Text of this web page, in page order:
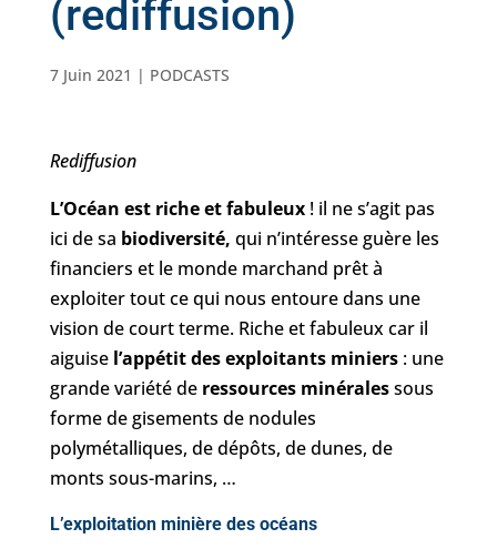
(rediffusion)
7 Juin 2021 | PODCASTS
Rediffusion
L’Océan est riche et fabuleux! il ne s’agit pas
ici de sa biodiversité, qui n’intéresse guère les
financiers et le monde marchand prêt à
exploiter tout ce qui nous entoure dans une
vision de court terme. Riche et fabuleux car il
aiguise l’appétit des exploitants miniers: une
grande variété de ressources minéralessous
forme de gisements de nodules
polymétalliques, de dépôts, de dunes, de
monts sous-marins, …
L’exploitation minière des océans